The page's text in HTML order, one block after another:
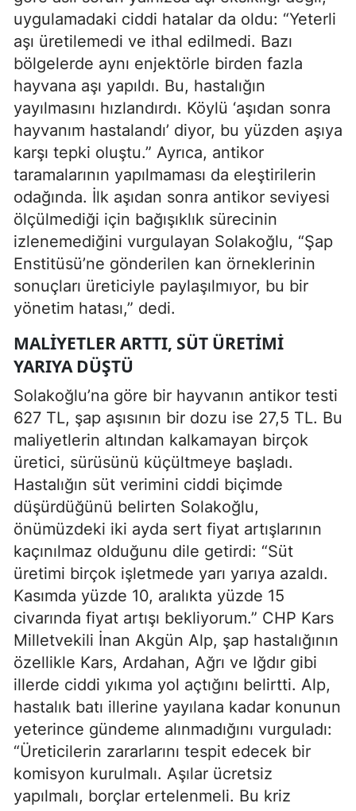
uygulamadaki ciddi hatalar da oldu: “Yeterli
aşı üretilemedi ve ithal edilmedi. Bazı
bölgelerde aynı enjektörle birden fazla
hayvana aşı yapıldı. Bu, hastalığın
yayılmasını hızlandırdı. Köylü ‘aşıdan sonra
hayvanım hastalandı’ diyor, bu yüzden aşıya
karşı tepki oluştu.” Ayrıca, antikor
taramalarının yapılmaması da eleştirilerin
odağında. İlk aşıdan sonra antikor seviyesi
ölçülmediği için bağışıklık sürecinin
izlenemediğini vurgulayan Solakoğlu, “Şap
Enstitüsü’ne gönderilen kan örneklerinin
sonuçları üreticiyle paylaşılmıyor, bu bir
yönetim hatası,” dedi.
MALIYETLER ARTTI, SÜT ÜRETIMI
YARIYA DÜŞTÜ
Solakoğlu’na göre bir hayvanın antikor testi
627 TL, şap aşısının bir dozu ise 27,5 TL. Bu
maliyetlerin altından kalkamayan birçok
üretici, sürüsünü küçültmeye başladı.
Hastalığın süt verimini ciddi biçimde
düşürdüğünü belirten Solakoğlu,
önümüzdeki iki ayda sert fiyat artışlarının
kaçınılmaz olduğunu dile getirdi: “Süt
üretimi birçok işletmede yarı yarıya azaldı.
Kasımda yüzde 10, aralıkta yüzde 15
civarında fiyat artışı bekliyorum.” CHP Kars
Milletvekili İnan Akgün Alp, şap hastalığının
özellikle Kars, Ardahan, Ağrı ve Iğdır gibi
illerde ciddi yıkıma yol açtığını belirtti. Alp,
hastalık batı illerine yayılana kadar konunun
yeterince gündeme alınmadığını vurguladı:
“Üreticilerin zararlarını tespit edecek bir
komisyon kurulmalı. Aşılar ücretsiz
yapılmalı, borçlar ertelenmeli. Bu kriz